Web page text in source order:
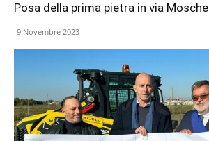
Posa della prima pietra in via Mosche
9 Novembre 2023